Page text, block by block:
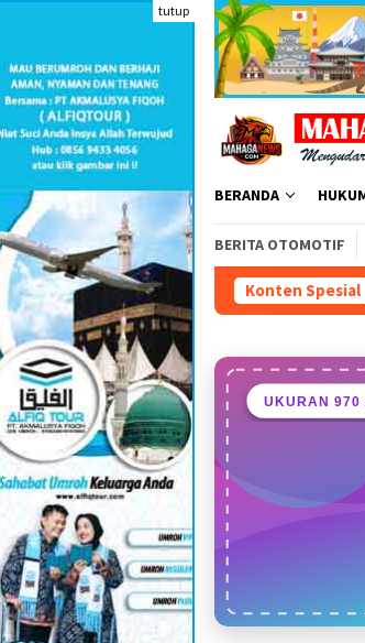
Loncat
konten
tutup
BERANDA
BERITA OTOMOTIF
Konten Spesial
Islam Harapan Ibu Kebayoran Lama: 995
UKURAN 970